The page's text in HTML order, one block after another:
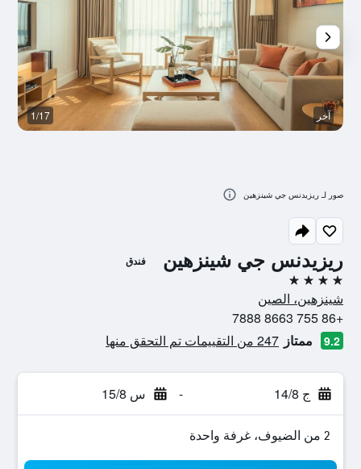
ريزيدنس جي شينزهين فندق
4 نجوم
شينزهين، الصين
+86 755 8663 7888
9.2 ممتاز 247 من التقييمات تم التحقق منها
ج 14/8 - س 15/8
2 من الضيوف، غرفة واحدة
آخر 1/17
صور لـ ريزيدنس جي شينزهين